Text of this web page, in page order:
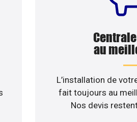
au
L’installation de
fait toujours au
Nos devis